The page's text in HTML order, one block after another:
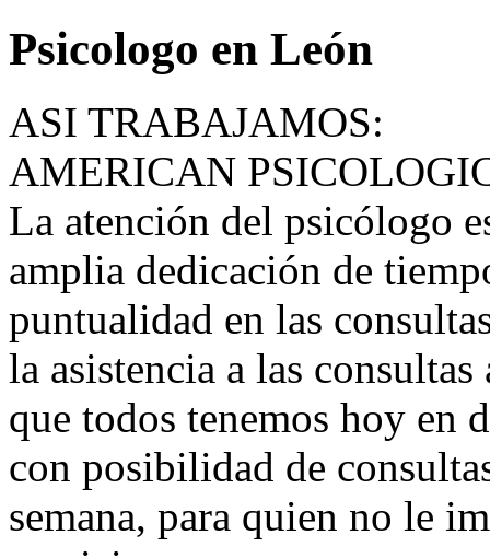
Psicologo en León
ASI TRABAJAMOS:
AMERICAN
La atención del psicólogo
amplia dedicación de
puntualidad en las
la asistencia a las
que todos tenemos hoy en
con posibilidad de
semana, para quien no le